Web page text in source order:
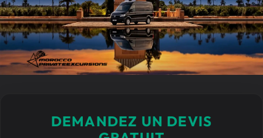
DEMANDEZ UN DEVIS